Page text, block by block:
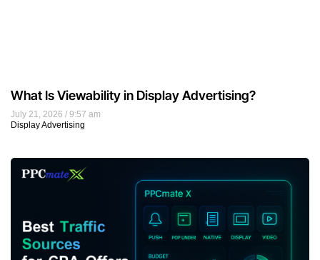
July 21, 2026
9:57 am
Display Advertising
What Is Viewability in Display Advertising?